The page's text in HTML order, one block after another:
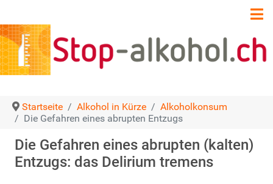
Startseite Alkohol in Kürze
Alkoholkonsum
Die Gefahren eines abrupten Entzugs
Die Gefahren eines abrupten (kalten)
Entzugs: das Delirium tremens